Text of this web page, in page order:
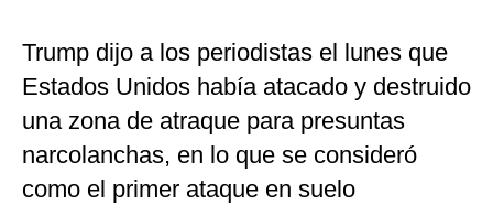
Trump dijo a los periodistas el lunes que
Estados Unidos había atacado y destruido
una zona de atraque para presuntas
narcolanchas, en lo que se consideró
como el primer ataque en suelo